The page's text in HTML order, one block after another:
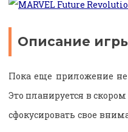
Описание
Пока еще приложение
Это планируется в
сфокусировать свое